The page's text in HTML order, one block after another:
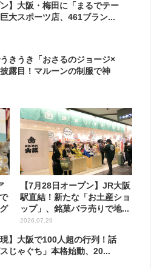
ン】大阪・梅田に「まるでテー
大スポーツ店、461ブラン...
きうき「おさるのジョージ×
露目！マルーンの制服で神
【7月28日オープン】JR大阪
駅直結！新たな「お土産ショ
ップ」、銘菓バラ売りで地...
2026.07.29
現】大阪で100人超の行列！話
じゃぐち」本格始動、20...